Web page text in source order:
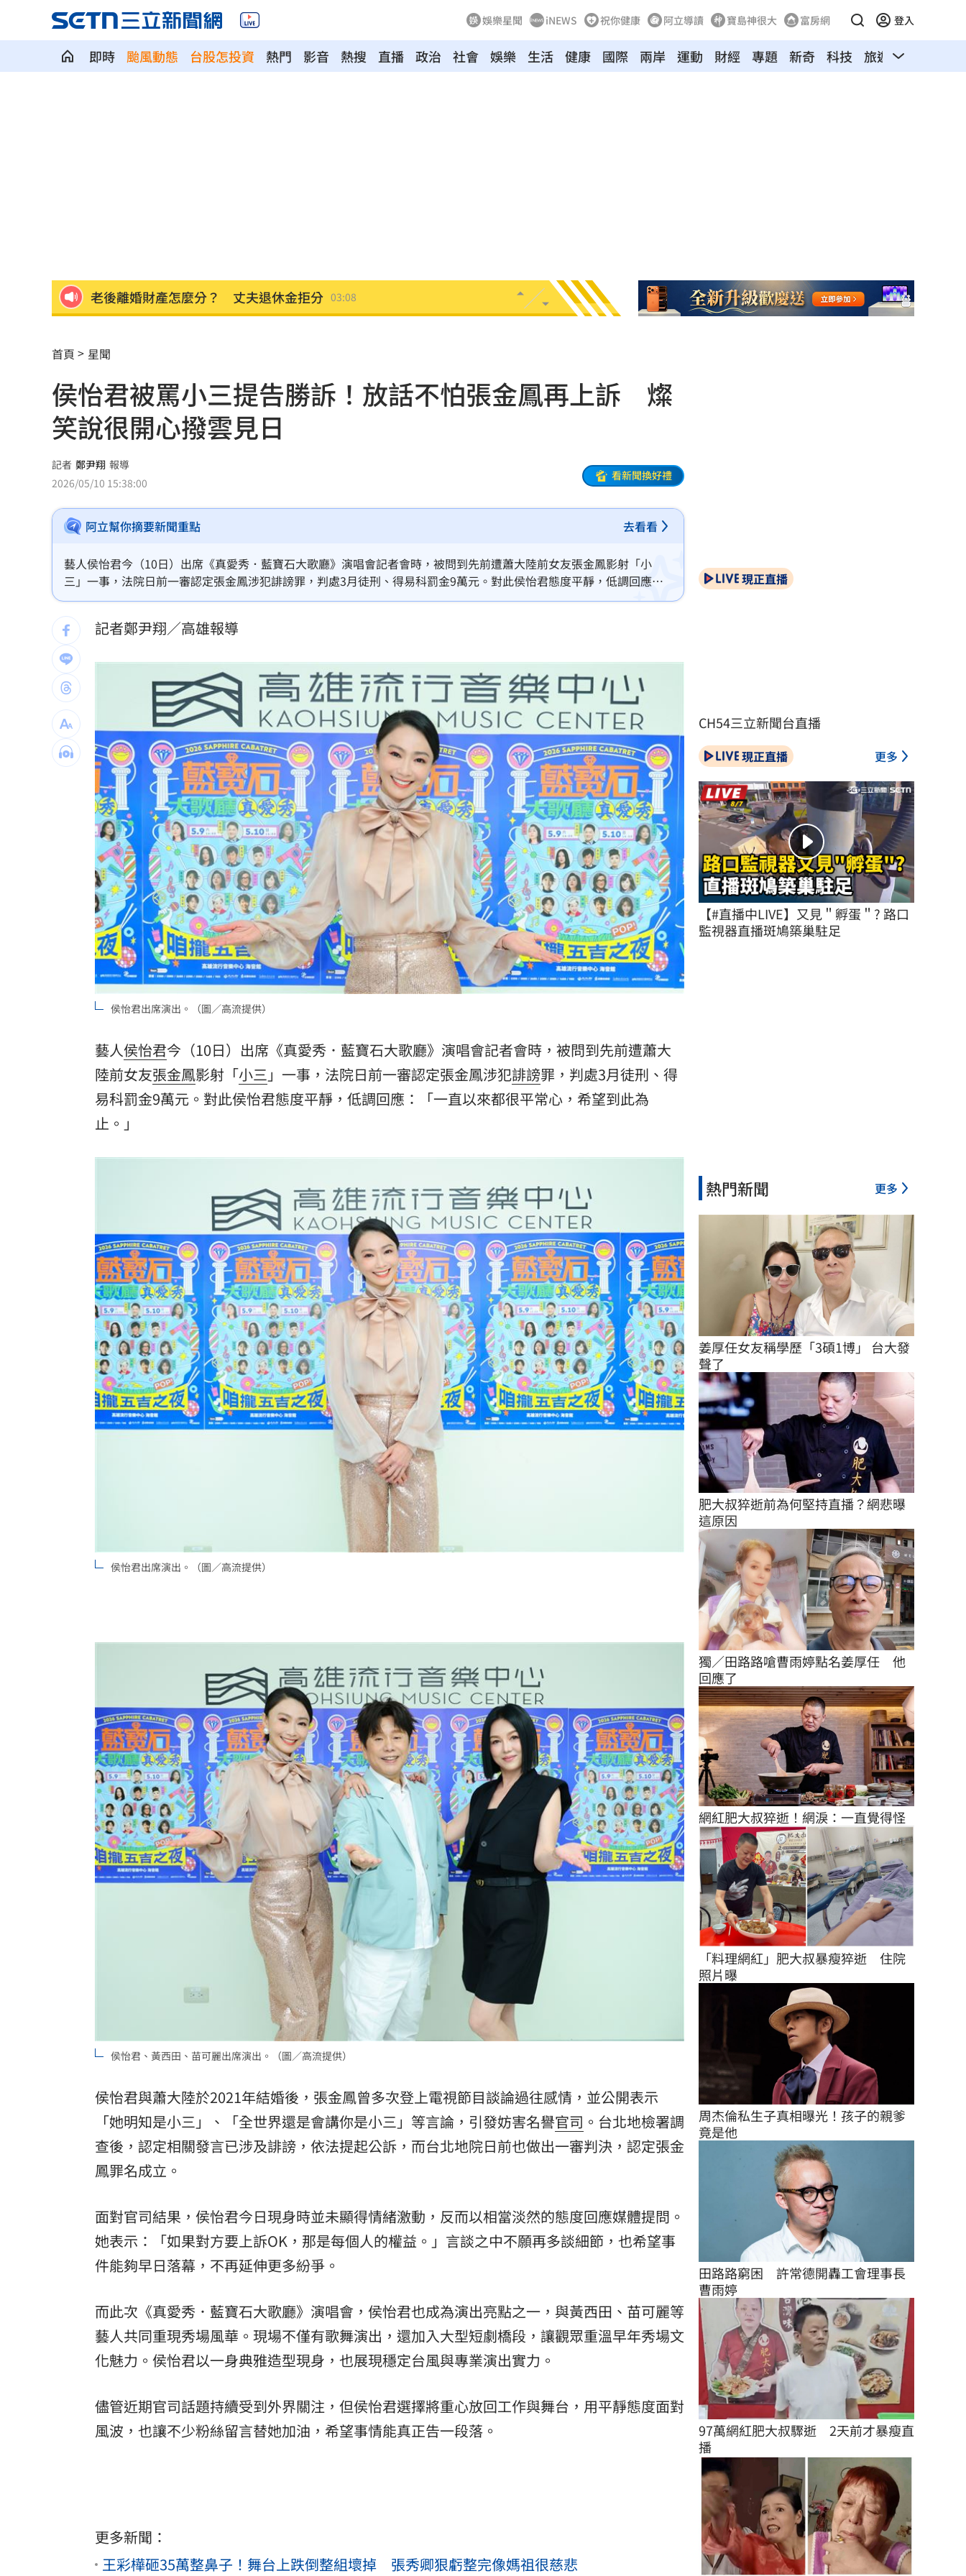
娛樂星聞 iNEWS 祝你健康 阿立導讀 寶島神很大 富房網 登入
即時 颱風動態 台股怎投資 熱門 影音 熱搜 直播 政治 社會 娛樂 生活 健康 國際 兩岸 運動 財經 專題 新奇 科技 旅遊 汽車
「這餐飲集團」擺脫陰霾！上半年營收創高
Q2獲利年增221% 愛普*EPS衝4.18元！ 01:20
宏福苑大火調查出爐！菸頭引燃施工雜物
定投10年翻逾5倍 這檔吸引存股族卡位！
新／四指齊揚！台指期飆破500點 00:48
慈濟遭詐10.6億元！全款拿回解方曝
稱龍蝦咬完就吐 爆李世宗要信徒喝精油 00:43
樂天女孩淚揭往事 愛意表達障礙遭重擊 00:41
一張百萬太貴！他公開高價股買法：賺30萬
獨／海外遊學增強外語 台人夯英、美、加 00:31
長尾獼猴失控狂襲居民！官方追查異常原因 00:26
伊波拉失控！專家憂病毒恐已突變 00:23
台灣彩券開獎直播中 20:31
LIVE三立+24小時直播 15:27
三立iNEWS新聞台線上直播 18:00
商場戰國來臨 台中「頂奢大道」逐漸成形 12:00
台彩父親節推新刮刮樂千萬頭獎超「爸」氣
「拍片人的多重宇宙」職涯論壇9/12登場！ 10:30
8國球員齊聚高雄 Formosa 7s掀足球熱潮 10:00
理想混蛋號召粉絲跨海追星吃美食！
首頁 星聞
侯怡君被罵小三提告勝訴！放話不怕張金鳳再上訴 燦
笑說很開心撥雲見日
記者 鄭尹翔 報導
2026/05/10 15:38:00
看新聞換好禮
阿立幫你摘要新聞重點 去看看
藝人侯怡君今（10日）出席《真愛秀．藍寶石大歌廳》演唱會記者會時，被問到先前遭蕭大陸前女友張金鳳影射「小
三」一事，法院日前一審認定張金鳳涉犯誹謗罪，判處3月徒刑、得易科罰金9萬元。對此侯怡君態度平靜，低調回應：
「一直以來都很平常心，希望到此為止。」
記者鄭尹翔／高雄報導
侯怡君出席演出。（圖／高流提供）
藝人侯怡君今（10日）出席《真愛秀．藍寶石大歌廳》演唱會記者會時，被問到先前遭蕭大
陸前女友張金鳳影射「小三 」一事，法院日前一審認定張金鳳涉犯誹謗罪，判處3月徒刑、得
易科罰金9萬元。對此侯怡君態度平靜，低調回應：「一直以來都很平常心，希望到此為
止。」
侯怡君出席演出。（圖／高流提供）
侯怡君、黃西田、苗可麗出席演出。（圖／高流提供）
侯怡君與蕭大陸於2021年結婚後，張金鳳曾多次登上電視節目談論過往感情，並公開表示
「她明知是小三」、「全世界還是會講你是小三」等言論，引發妨害名譽官司 。台北地檢署調
查後，認定相關發言已涉及誹謗，依法提起公訴，而台北地院日前也做出一審判決，認定張金
鳳罪名成立。
面對官司結果，侯怡君今日現身時並未顯得情緒激動，反而以相當淡然的態度回應媒體提問。
她表示：「如果對方要上訴OK，那是每個人的權益。」言談之中不願再多談細節，也希望事
件能夠早日落幕，不再延伸更多紛爭。
而此次《真愛秀．藍寶石大歌廳》演唱會，侯怡君也成為演出亮點之一，與黃西田、苗可麗等
藝人共同重現秀場風華。現場不僅有歌舞演出，還加入大型短劇橋段，讓觀眾重溫早年秀場文
化魅力。侯怡君以一身典雅造型現身，也展現穩定台風與專業演出實力。
儘管近期官司話題持續受到外界關注，但侯怡君選擇將重心放回工作與舞台，用平靜態度面對
風波，也讓不少粉絲留言替她加油，希望事情能真正告一段落。
更多新聞：
王彩樺砸35萬整鼻子！舞台上跌倒整組壞掉 張秀卿狠虧整完像媽祖很慈悲
現正直播
CH54三立新聞台直播
現正直播 更多
【#直播中LIVE】又見＂孵蛋＂? 路口
監視器直播斑鳩築巢駐足
熱門新聞 更多
姜厚任女友稱學歷「3碩1博」 台大發
聲了
肥大叔猝逝前為何堅持直播？網悲曝
這原因
獨／田路路嗆曹雨婷點名姜厚任　他
回應了
網紅肥大叔猝逝！網淚：一直覺得怪
「料理網紅」肥大叔暴瘦猝逝　住院
照片曝
周杰倫私生子真相曝光！孩子的親爹
竟是他
田路路窮困　許常德開轟工會理事長
曹雨婷
97萬網紅肥大叔驟逝　2天前才暴瘦直
播